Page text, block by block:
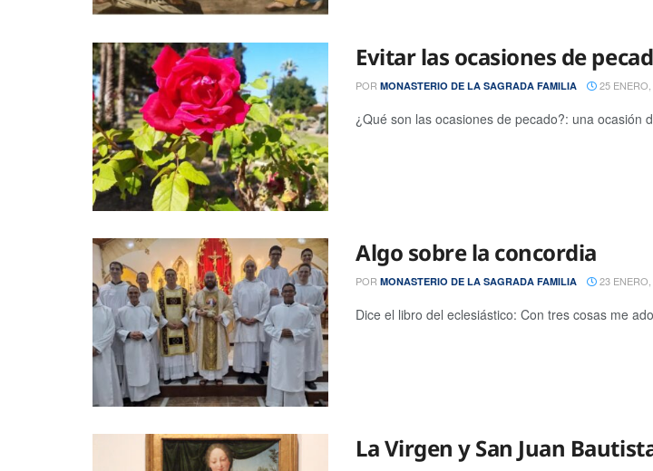
Evitar las ocasiones de
POR MONASTERIO DE LA SAGRADA FAMILIA 25
¿Qué son las ocasiones de pecado?: una ocasión
Algo sobre la concordia
POR MONASTERIO DE LA SAGRADA FAMILIA 23
Dice el libro del eclesiástico: Con tres cosas me
La Virgen y San Juan